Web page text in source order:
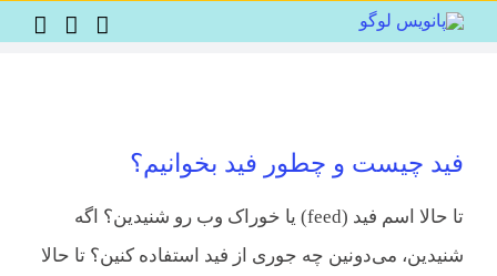
to
فید چیست و چطور فید بخوانیم؟
تا حالا اسم فید (feed) یا خوراک وب رو شنیدین؟ اگه
شنیدین، می‌دونین چه جوری از فید استفاده کنین؟ تا حالا